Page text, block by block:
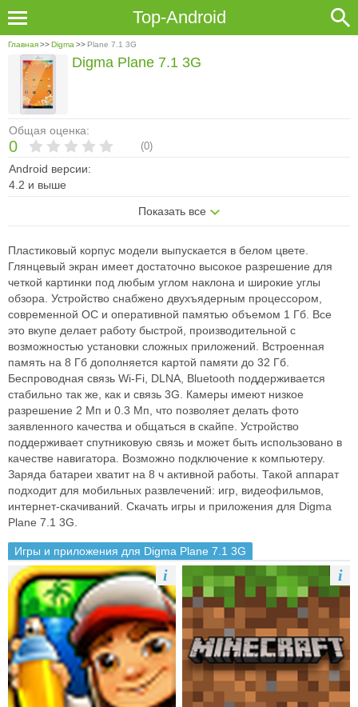
Top-Android
Главная>>Digma >> Plane 7.1 3G
Общая оценка:
0 (0)
Android версии:
4.2 и выше
Показать все
Digma Plane 7.1 3G
Пластиковый корпус модели выпускается в белом цвете.
Глянцевый экран имеет достаточно высокое разрешение для
четкой картинки под любым углом наклона и широкие углы
обзора. Устройство снабжено двухъядерным процессором,
современной ОС и оперативной памятью объемом 1 Гб. Все
это вкупе делает работу быстрой, производительной с
возможностью установки сложных приложений. Встроенная
память на 8 Гб дополняется картой памяти до 32 Гб.
Беспроводная связь Wi-Fi, DLNA, Bluetooth поддерживается
стабильно так же, как и связь 3G. Камеры имеют низкое
разрешение 2 Мп и 0.3 Мп, что позволяет делать фото
заявленного качества и общаться в скайпе. Устройство
поддерживает спутниковую связь и может быть использовано в
качестве навигатора. Возможно подключение к компьютеру.
Заряда батареи хватит на 8 ч активной работы. Такой аппарат
подходит для мобильных развлечений: игр, видеофильмов,
интернет-скачиваний. Скачать игры и приложения для Digma
Plane 7.1 3G.
Игры и приложения для Digma Plane 7.1 3G
i i